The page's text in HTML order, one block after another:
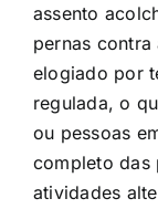
assento
pernas
elogiado por
regulada, o
ou pessoas
completo das
atividades